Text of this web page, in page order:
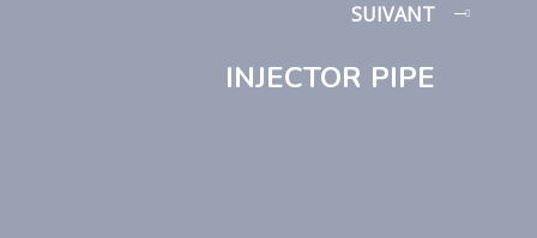
SUIVANT
INJECTOR PIPE